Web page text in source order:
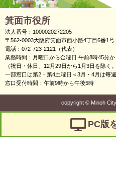
箕面市役所
法人番号：1000020272205
〒562-0003大阪府箕面市西小路4丁目6番1
電話：072-723-2121（代表）
業務時間：月曜日から金曜日 午前8時45分
（祝日・休日、12月29日から1月3日を除く。
一部窓口は第2・第4土曜日＜3月・4月は毎
窓口受付時間：午前9時から午後5時
copyright ©Minoh
PC版